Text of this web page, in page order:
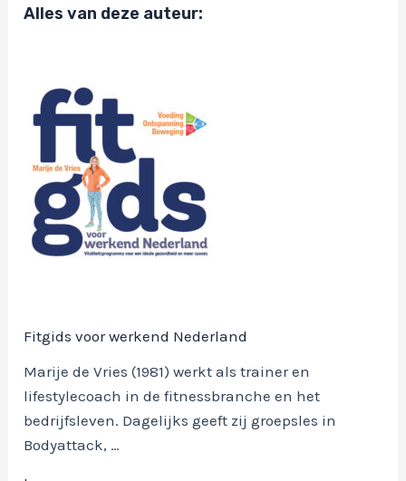
Alles van deze auteur:
Fitgids voor werkend Nederland
Marije de Vries (1981) werkt als trainer en
lifestylecoach in de fitnessbranche en het
bedrijfsleven. Dagelijks geeft zij groepsles in
Bodyattack, …